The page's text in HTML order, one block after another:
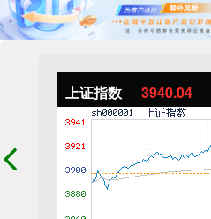
上证指数 3940.04